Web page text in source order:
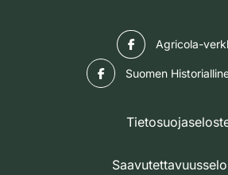
Agricola-
Suomen